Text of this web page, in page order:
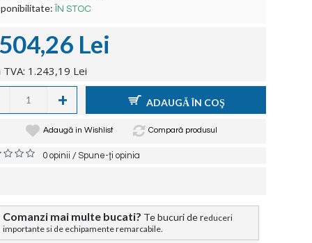
ÎN STOC
Lei
TVA: 1.243,19 Lei
+ ADAUGĂ ÎN COŞ
Adaugă in Wishlist Compară produsul
0 opinii /Spune-ţi opinia
Comanzi mai multe bucati? Te bucuri de reduceri
importante si de echipamente remarcabile.